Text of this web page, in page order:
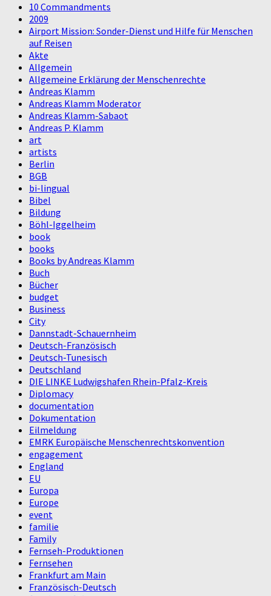
10 Commandments
2009
Airport Mission: Sonder-Dienst und Hilfe für Menschen
auf Reisen
Akte
Allgemein
Allgemeine Erklärung der Menschenrechte
Andreas Klamm
Andreas Klamm Moderator
Andreas Klamm-Sabaot
Andreas P. Klamm
art
artists
Berlin
BGB
bi-lingual
Bibel
Bildung
Böhl-Iggelheim
book
books
Books by Andreas Klamm
Buch
Bücher
budget
Business
City
Dannstadt-Schauernheim
Deutsch-Französisch
Deutsch-Tunesisch
Deutschland
DIE LINKE Ludwigshafen Rhein-Pfalz-Kreis
Diplomacy
documentation
Dokumentation
Eilmeldung
EMRK Europäische Menschenrechtskonvention
engagement
England
EU
Europa
Europe
event
familie
Family
Fernseh-Produktionen
Fernsehen
Frankfurt am Main
Französisch-Deutsch